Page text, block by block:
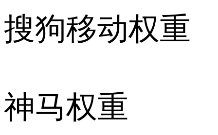
搜狗移动权重
神马权重